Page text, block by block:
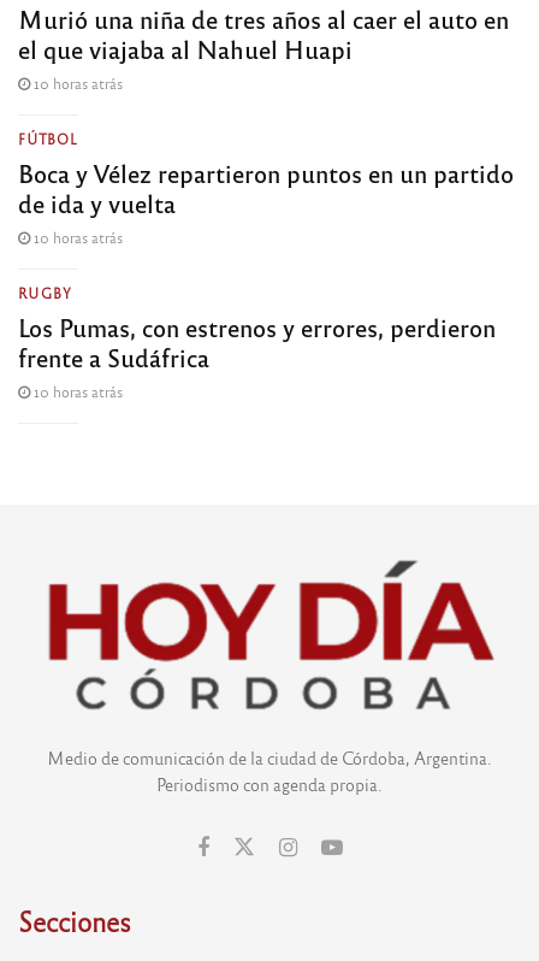
Murió una niña de tres años al caer el auto en
el que viajaba al Nahuel Huapi
10 horas atrás
FÚTBOL
Boca y Vélez repartieron puntos en un partido
de ida y vuelta
10 horas atrás
RUGBY
Los Pumas, con estrenos y errores, perdieron
frente a Sudáfrica
10 horas atrás
Medio de comunicación de la ciudad de Córdoba, Argentina.
Periodismo con agenda propia.
Secciones